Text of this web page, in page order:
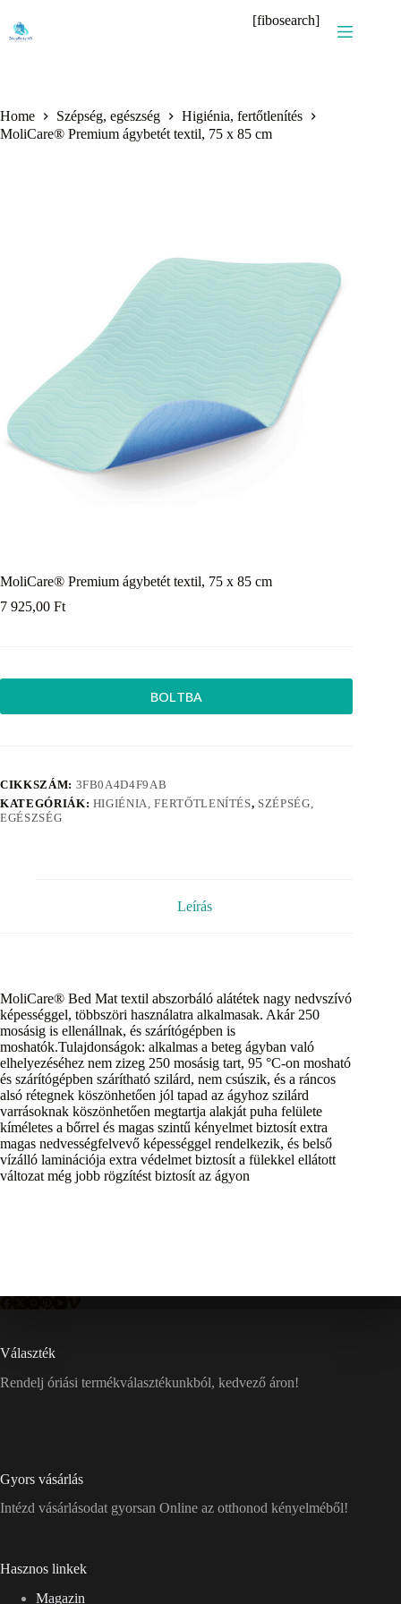
content
[fibosearch]
Home Szépség, egészség
Higiénia, fertőtlenítés
MoliCare® Premium ágybetét textil, 75 x 85 cm
MoliCare® Premium ágybetét textil, 75 x 85 cm
7 925,00 Ft
BOLTBA
CIKKSZÁM: 3FB0A4D4F9AB
KATEGÓRIÁK: HIGIÉNIA, FERTŐTLENÍTÉS, SZÉPSÉG,
EGÉSZSÉG
Leírás
MoliCare® Bed Mat textil abszorbáló alátétek nagy nedvszívó
képességgel, többszöri használatra alkalmasak. Akár 250
mosásig is ellenállnak, és szárítógépben is
moshatók.Tulajdonságok: alkalmas a beteg ágyban való
elhelyezéséhez nem zizeg 250 mosásig tart, 95 °C-on mosható
és szárítógépben szárítható szilárd, nem csúszik, és a ráncos
alsó rétegnek köszönhetően jól tapad az ágyhoz szilárd
varrásoknak köszönhetően megtartja alakját puha felülete
kíméletes a bőrrel és magas szintű kényelmet biztosít extra
magas nedvességfelvevő képességgel rendelkezik, és belső
vízálló laminációja extra védelmet biztosít a fülekkel ellátott
változat még jobb rögzítést biztosít az ágyon
Választék
Rendelj óriási termékválasztékunkból, kedvező áron!
Gyors vásárlás
Intézd vásárlásodat gyorsan Online az otthonod kényelméből!
Hasznos linkek
Magazin